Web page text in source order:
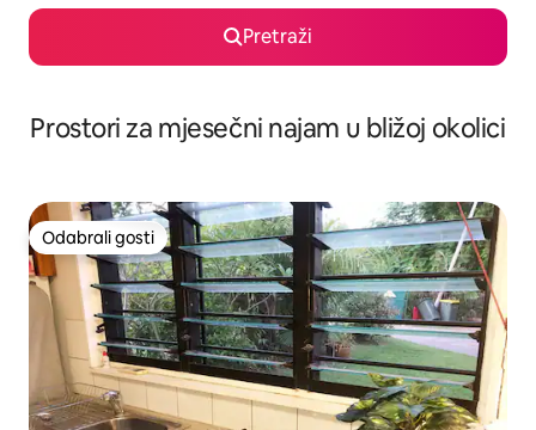
Pretraži
Prostori za mjesečni najam u bližoj okolici
Odabrali gosti
Odabrali gosti